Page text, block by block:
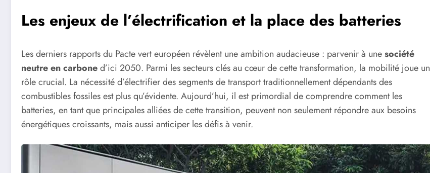
Les enjeux de l’électrification et la place des batteries
Les derniers rapports du Pacte vert européen révèlent une ambition audacieuse : parvenir à unesociété
neutre en carboned’ici 2050. Parmi les secteurs clés au cœur de cette transformation, la mobilité joue un
rôle crucial. La nécessité d’électrifier des segments de transport traditionnellement dépendants des
combustibles fossiles est plus qu’évidente. Aujourd’hui, il est primordial de comprendre comment les
batteries, en tant que principales alliées de cette transition, peuvent non seulement répondre aux besoins
énergétiques croissants, mais aussi anticiper les défis à venir.